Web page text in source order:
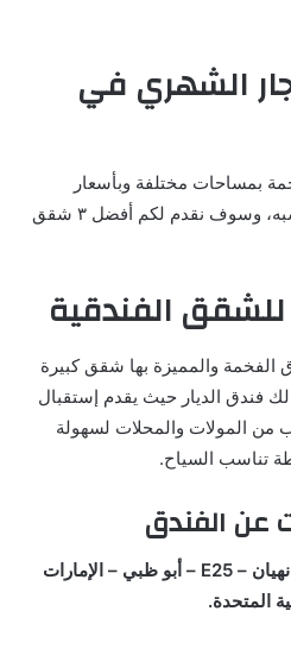
الشهري في
بمساحات مختلفة وبأسعار
متوسطة لإختيار العميل ما يناسبه، وسوف نقدم لكم أفضل ٣ شقق
للشقق الفندقية
الفخمة والمميزة بها شقق كبيرة
فندق الديار حيث يقدم إستقبال
من المولات والمحلات لسهولة
تناسب السياح.
عن الفندق
العنوان : يقع الفندق في آل نهيان – E25 – أبو ظبي – الإمارات
المتحدة.